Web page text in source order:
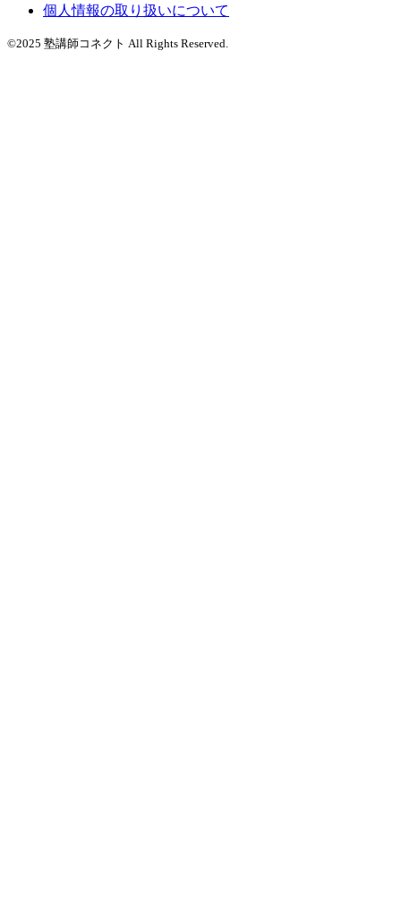
個人情報の取り扱いについて
©2025 塾講師コネクト All Rights Reserved.